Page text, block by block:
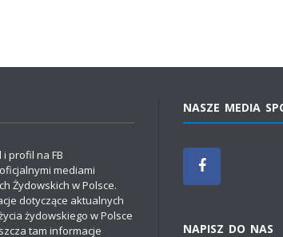
i profil na FB
mediami
Żydowskich w Polsce.
dotyczące aktualnych
żydowskiego w Polsce
tam informacje
NASZE MEDIA
NAPISZ DO NAS